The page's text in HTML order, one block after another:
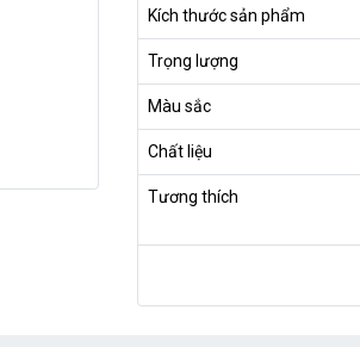
Kích thước sản phẩm
Trọng lượng
Màu sắc
Chất liệu
Tương thích